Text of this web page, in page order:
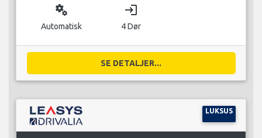
miscellaneous_services
Automatisk
login
4 Dør
SE DETALJER...
LUKSUS